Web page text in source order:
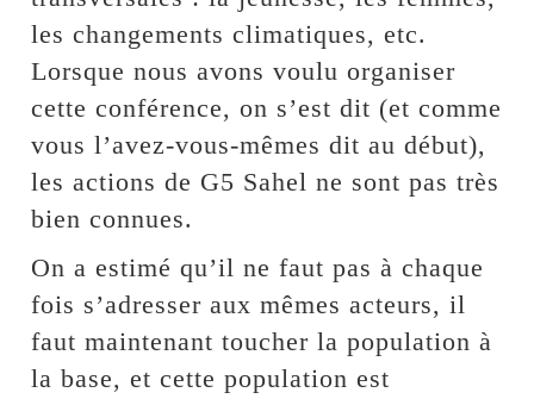
les changements climatiques, etc.
Lorsque nous avons voulu organiser
cette conférence, on s’est dit (et comme
vous l’avez-vous-mêmes dit au début),
les actions de G5 Sahel ne sont pas très
bien connues.
On a estimé qu’il ne faut pas à chaque
fois s’adresser aux mêmes acteurs, il
faut maintenant toucher la population à
la base, et cette population est